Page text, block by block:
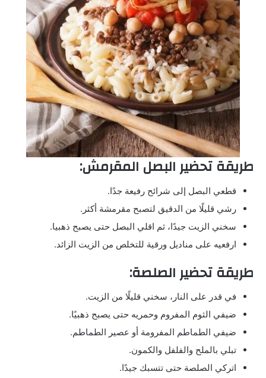
طريقة تحضير البصل المقرمش:
قطعي البصل إلى شرائح رفيعة جدًا.
رشي قليلًا من الدقيق لتصبح مقرمشة أكثر.
سخني الزيت جيدًا، ثم اقلي البصل حتى يصبح ذهبيا.
ارفعيه على مناديل ورقية للتخلص من الزيت الزائد.
طريقة تحضير الصلصة:
في قدر على النار، سخني قليلًا من الزيت.
ضيفي الثوم المفروم وحمريه حتى يصبح ذهبيًا.
ضيفي الطماطم المفرومة أو عصير الطماطم.
تبلي بالملح والفلفل والكمون.
اتركي الصلصة حتى تتسبك جيدًا.